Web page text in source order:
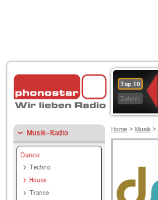
Top 10
Zuletzt
Musik-Radio
Dance
Techno
House
Trance
Home > Musik >